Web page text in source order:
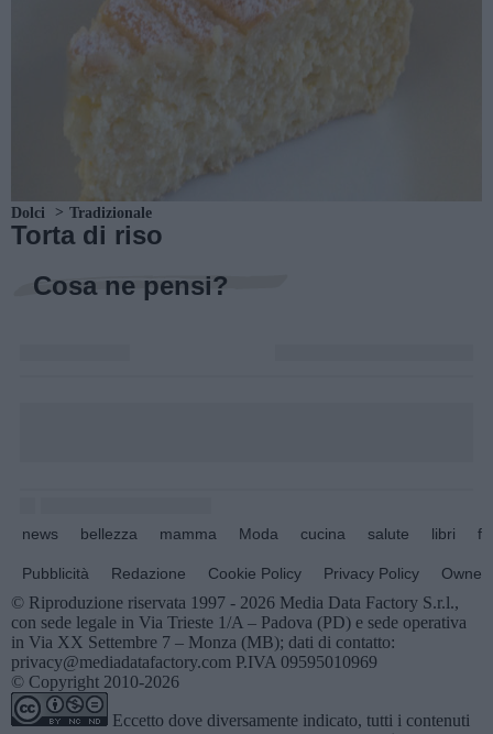
Dolci Tradizionale
Torta di riso
Cosa ne pensi?
news bellezza mamma Moda cucina salute libri
Pubblicità Redazione Cookie Policy Privacy Policy
© Riproduzione riservata 1997 - 2026 Media Data Factory S.r.l.,
con sede legale in Via Trieste 1/A – Padova (PD) e sede operativa
in Via XX Settembre 7 – Monza (MB); dati di contatto:
privacy@mediadatafactory.com P.IVA 09595010969
© Copyright 2010-2026
Eccetto dove diversamente indicato, tutti i contenuti